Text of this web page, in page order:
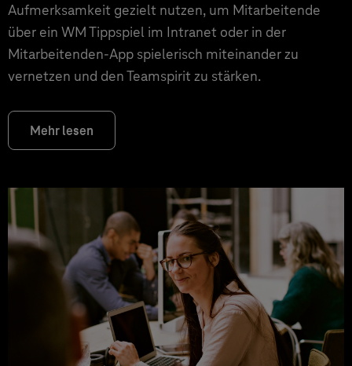
Aufmerksamkeit gezielt nutzen, um Mitarbeitende
über ein WM Tippspiel im Intranet oder in der
Mitarbeitenden-App spielerisch miteinander zu
vernetzen und den Teamspirit zu stärken.
Mehr lesen